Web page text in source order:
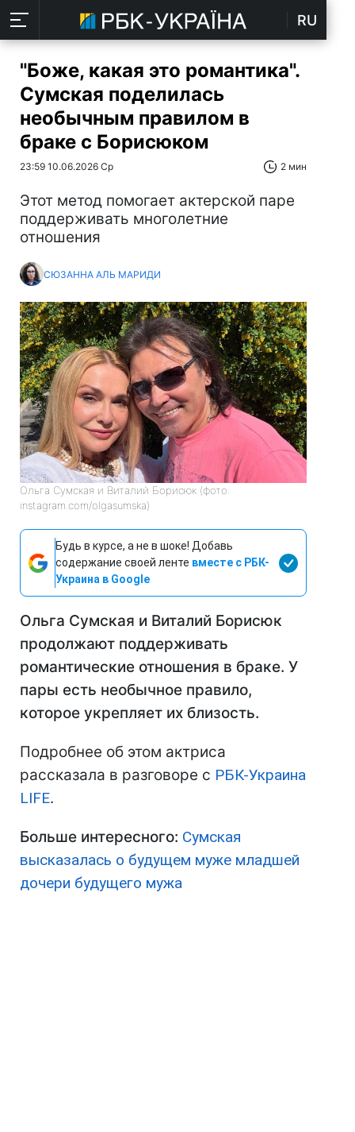
RU
"Боже, какая это романтика".
Сумская поделилась
необычным правилом в
браке с Борисюком
23:59 10.06.2026 Ср 2 мин
Этот метод помогает актерской паре
поддерживать многолетние
отношения
СЮЗАННА АЛЬ МАРИДИ
Ольга Сумская и Виталий Борисюк (фото:
instagram.com/olgasumska)
Будь в курсе, а не в шоке! Добавь
содержание своей ленте вместе с РБК-
Украина в Google
Ольга Сумская и Виталий Борисюк
продолжают поддерживать
романтические отношения в браке. У
пары есть необычное правило,
которое укрепляет их близость.
Подробнее об этом актриса
рассказала в разговоре с РБК-Украина
LIFE.
Больше интересного: Сумская
высказалась о будущем муже младшей
дочери будущего мужа